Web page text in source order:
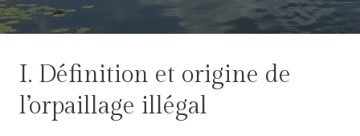
I. Définition et origine de
l’orpaillage illégal